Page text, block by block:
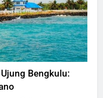
Bengkulu: